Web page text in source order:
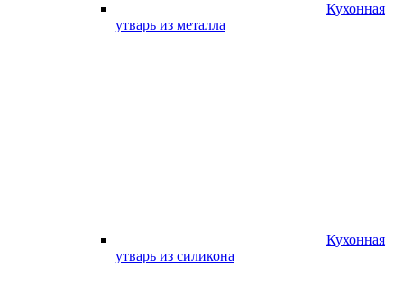
Кухонная
утварь из металла
Кухонная
утварь из силикона